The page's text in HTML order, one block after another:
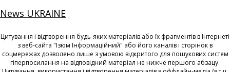
News UKRAINE
Цитування і відтворення будь-яких матеріалів або їх фрагментів в Інтернеті
з веб-сайта "Ізюм Інформаційний" або його каналів і сторінок в
соцмережах дозволено лише з умовою відкритого для пошукових систем
гіперпосилання на відповідний матеріал не нижче першого абзацу.